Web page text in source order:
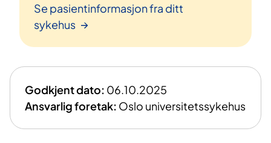
Se pasientinformasjon fra ditt
sykehus
Godkjent dato: 06.10.2025
Ansvarlig foretak: Oslo universitetssykehus